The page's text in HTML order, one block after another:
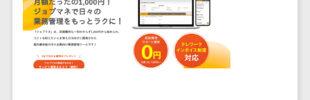
FAX配信システム>
FAX受信サービス>
ー代行サービス
通話録音・解
析システム
チャットボッ